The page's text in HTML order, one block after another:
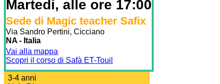
Martedì, alle ore 17:00
Sede di Magic teacher Safix
Via Sandro Pertini, Cicciano
NA - Italia
Vai alla mappa
Scopri il corso di Safà ET-Touil
3-4 anni